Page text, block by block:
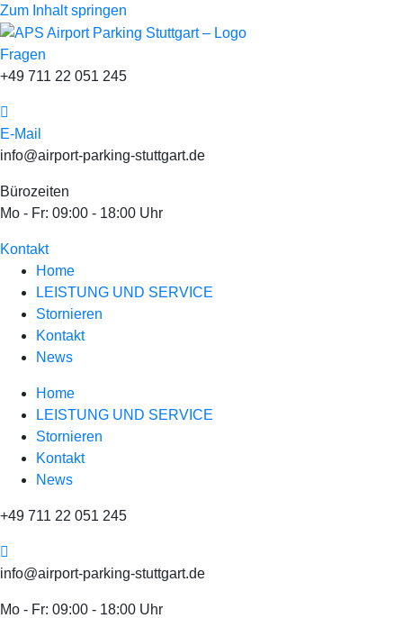
Zum Inhalt springen
Fragen
+49 711 22 051 245
E-Mail
info@airport-parking-stuttgart.de
Bürozeiten
Mo - Fr: 09:00 - 18:00 Uhr
Kontakt
Home
LEISTUNG UND SERVICE
Stornieren
Kontakt
News
Home
LEISTUNG UND SERVICE
Stornieren
Kontakt
News
+49 711 22 051 245
info@airport-parking-stuttgart.de
Mo - Fr: 09:00 - 18:00 Uhr